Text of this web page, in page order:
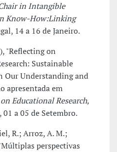
in Intangible
Know-How:Linking
14 a 16 de Janeiro.
"Reflecting on
Sustainable
Our Understanding and
apresentada em
Educational Research,
a 05 de Setembro.
R.; Arroz, A. M.;
perspectivas